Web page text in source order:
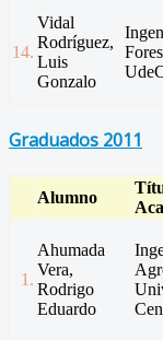
14.
Vidal
Rodríguez,
Luis
Gonzalo
Graduados 2011
Alumno
1.
Ahumada
Vera,
Rodrigo
Eduardo